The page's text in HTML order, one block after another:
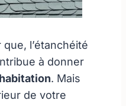
l’étanchéité
à donner
. Mais
de votre